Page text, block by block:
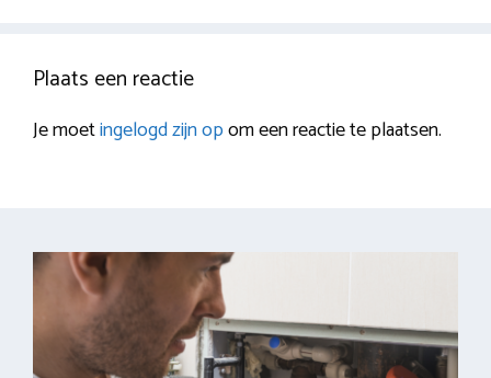
Plaats een reactie
Je moetingelogd zijn opom een reactie te plaatsen.